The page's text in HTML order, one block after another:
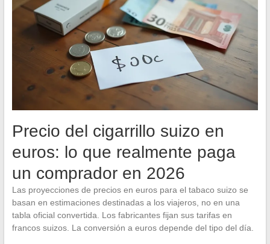
Precio del cigarrillo suizo en
euros: lo que realmente paga
un comprador en 2026
Las proyecciones de precios en euros para el tabaco suizo se
basan en estimaciones destinadas a los viajeros, no en una
tabla oficial convertida. Los fabricantes fijan sus tarifas en
francos suizos. La conversión a euros depende del tipo del día.